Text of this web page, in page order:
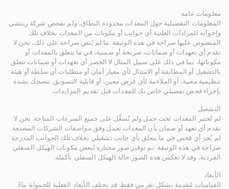
معلومات عامة
المعلومات التفصيلية حول المعدات محدودة النطاق، ولم تفحص شركة ريتشي
وإخوانه للمزادات العلنية أي جوانب أو مكونات من المعدات بخلاف تلك
المنصوص عليها صراحة في هذه الوثيقة. ما لم يُنص صراحة على ذلك، نحن لا
نقدم أي تعهدات أو ضمانات، صريحة أو ضمنية، في ما يتعلق بالمعدات أو
مكوناتها، بما في ذلك على سبيل المثال لا الحصر أي تعهدات أو ضمانات تتعلق
بالتشغيل أو المطابقة أو الامتثال لأي معيار أمان أو متطلبات أي سلطة أو هيئة
تنظيمية معنية، أو الملاءمة لأي غرض معين، أو قابلية التسويق. ننصحك بشدة
بإجراء فحص تفصيلي خاص بك للمعدات قبل تقديم المزايدات.
التشغيل
لم تُختبر المعدات تحت حمل ولم تُشغَّل على جميع السرعات المتاحة. نحن لا
نقدم أي تعهد أو ضمان بأن المعدات تعمل وفق مواصفات الشركات المصنعة.
لم يُجرَ أي فحص في ما يتعلق بأي جانب تشغيلي بخلاف تلك الجوانب المدرجة
صراحة في هذه الوثيقة. تم توفير صور مختارة لبعض مكونات الهيكل السفلي
الفردية، وقد لا تعكس هذه الصور حالة الهيكل السفلي بأكمله.
الأبعاد
القياسات مُقدمة بشكل تقريبي فقط. قد تختلف الأبعاد الفعلية للحمولة بناءً